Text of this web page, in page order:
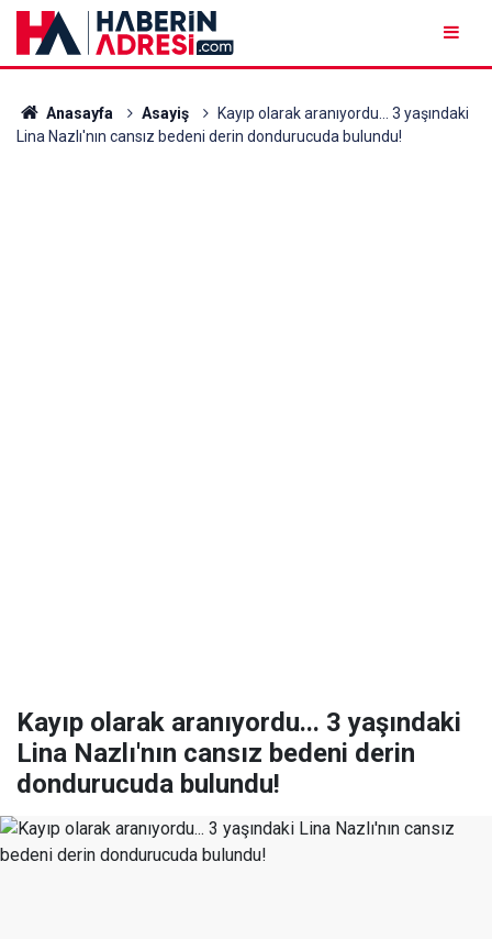
Anasayfa Asayiş
Kayıp olarak aranıyordu... 3 yaşındaki
Lina Nazlı'nın cansız bedeni derin dondurucuda bulundu!
Kayıp olarak aranıyordu... 3 yaşındaki
Lina Nazlı'nın cansız bedeni derin
dondurucuda bulundu!